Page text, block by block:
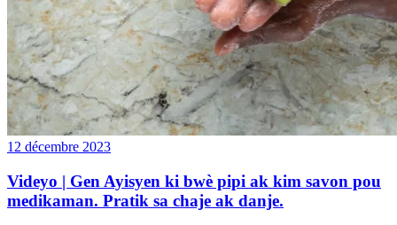
12 décembre 2023
Videyo | Gen Ayisyen ki bwè pipi ak kim savon pou
medikaman. Pratik sa chaje ak danje.